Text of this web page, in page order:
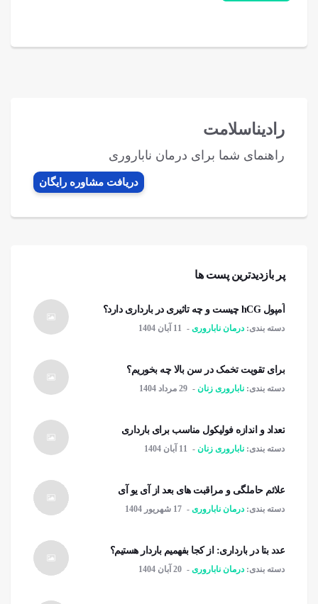
رادیناسلامت
راهنمای شما برای درمان ناباروری
دریافت مشاوره رایگان
پر بازدیدترین پست ها
آمپول hCG چیست و چه تاثیری در بارداری دارد؟
دسته بندی: درمان ناباروری 11 آبان 1404
برای تقویت تخمک در سن بالا چه بخوریم؟
دسته بندی: ناباروری زنان 29 مرداد 1404
تعداد و اندازه فولیکول مناسب برای بارداری
دسته بندی: ناباروری زنان 11 آبان 1404
علائم حاملگی و مراقبت های بعد از آی یو آی
دسته بندی: درمان ناباروری 17 شهریور 1404
عدد بتا در بارداری: از کجا بفهمیم باردار هستیم؟
دسته بندی: درمان ناباروری 20 آبان 1404